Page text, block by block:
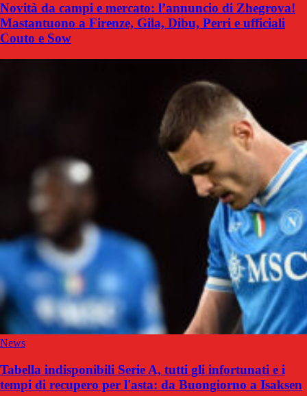
Novità da campi e mercato: l’annuncio di Zhegrova!
Mastantuono a Firenze, Gila, Dibu, Perri e ufficiali
Couto e Sow
News
Tabella indisponibili Serie A, tutti gli infortunati e i
tempi di recupero per l'asta: da Buongiorno a Isaksen